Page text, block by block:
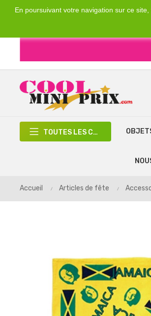
En poursuivant votre navigation sur ce
Emplacement
Devise
TOUTES LES CATÉGORIES
Accueil Articles de fête